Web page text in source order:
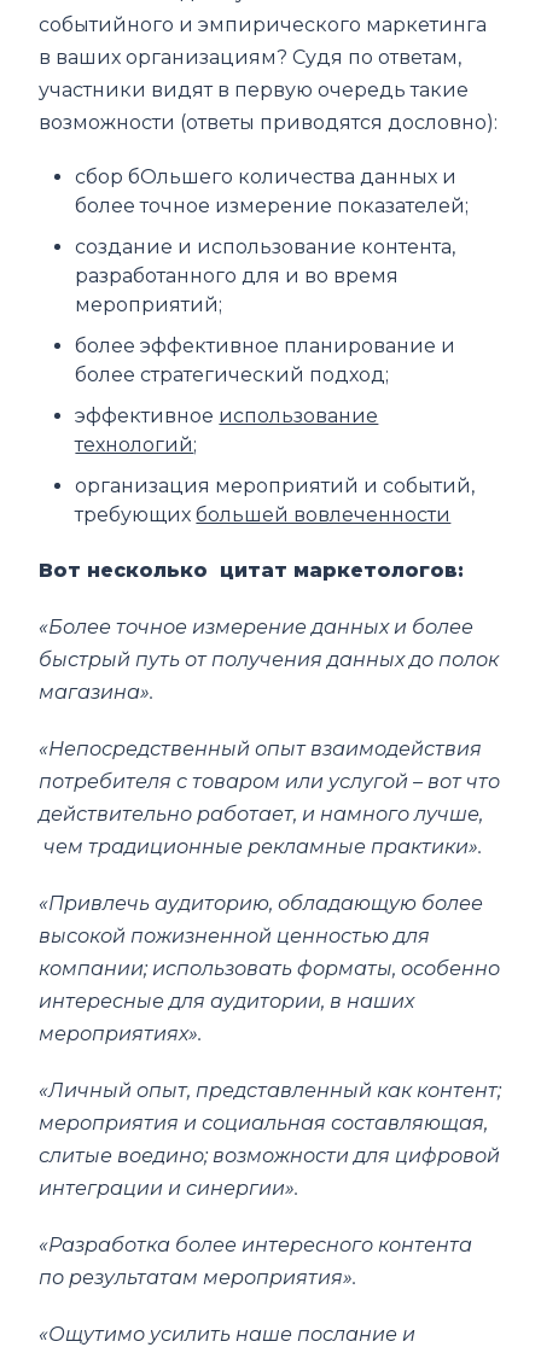
событийного и эмпирического маркетинга
в ваших организациям? Судя по ответам,
участники видят в первую очередь такие
возможности (ответы приводятся дословно):
сбор бОльшего количества данных и
более точное измерение показателей;
создание и использование контента,
разработанного для и во время
мероприятий;
более эффективное планирование и
более стратегический подход;
эффективное использование
технологий;
организация мероприятий и событий,
требующихбольшей вовлеченности
Вот несколько цитат маркетологов:
«Более точное измерение данных и более
быстрый путь от получения данных до полок
магазина».
«Непосредственный опыт взаимодействия
потребителя с товаром или услугой – вот что
действительно работает, и намного лучше,
чем традиционные рекламные практики».
«Привлечь аудиторию, обладающую более
высокой пожизненной ценностью для
компании; использовать форматы, особенно
интересные для аудитории, в наших
мероприятиях».
«Личный опыт, представленный как контент;
мероприятия и социальная составляющая,
слитые воедино; возможности для цифровой
интеграции и синергии».
«Разработка более интересного контента
по результатам мероприятия».
«Ощутимо усилить наше послание и